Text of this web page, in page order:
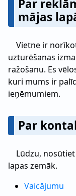
Par
mājas
Vietne ir
uzturēšanas
ražošanu. Es
kuri mums ir
ieņēmumiem.
Par
Lūdzu,
lapas zemāk.
Vaicājumu